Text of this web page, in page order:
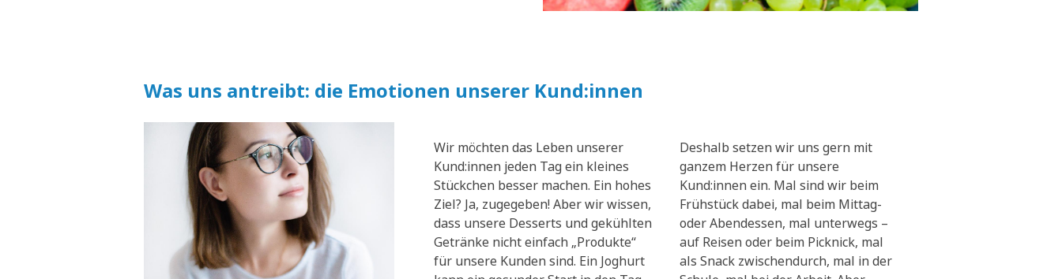
Was uns antreibt: die Emotionen unserer Kund:innen
Wir möchten das Leben unserer
Kund:innen jeden Tag ein kleines
Stückchen besser machen. Ein hohes
Ziel? Ja, zugegeben! Aber wir wissen,
dass unsere Desserts und gekühlten
Getränke nicht einfach „Produkte“
für unsere Kunden sind. Ein Joghurt
Deshalb setzen wir uns gern mit
ganzem Herzen für unsere
Kund:innen ein. Mal sind wir beim
Frühstück dabei, mal beim Mittag-
oder Abendessen, mal unterwegs –
auf Reisen oder beim Picknick, mal
als Snack zwischendurch, mal in der